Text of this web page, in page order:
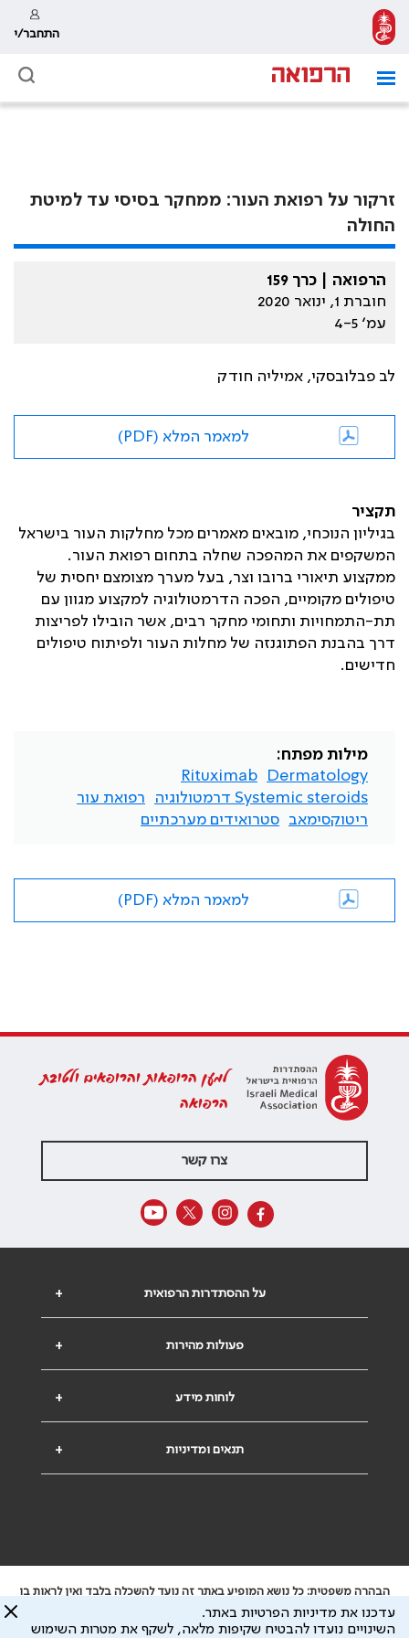
התחבר/י
זרקור על רפואת העור: ממחקר בסיסי עד למיטת
החולה
הרפואה | כרך 159
חוברת 1, ינואר 2020
עמ׳ 4-5
לב פבלובסקי, אמיליה חודק
למאמר המלא (PDF)
תקציר
בגיליון הנוכחי, מובאים מאמרים מכל מחלקות העור בישראל
המשקפים את המהפכה שחלה בתחום רפואת העור.
ממקצוע תיאורי ברובו וצר, בעל מערך מצומצם יחסית של
טיפולים מקומיים, הפכה הדרמטולוגיה למקצוע מגוון עם
תת-התמחויות ותחומי מחקר רבים, אשר הובילו לפריצות
דרך בהבנת הפתוגנזה של מחלות העור ולפיתוח טיפולים
חדישים.
מילות מפתח:
Dermatology
Rituximab
Systemic steroids דרמטולוגיה
רפואת עור
ריטוקסימאב
סטרואידים מערכתיים
למאמר המלא (PDF)
למען הרופאות והרופאים ולטובת
הרפואה
צרו קשר
+ על ההסתדרות הרפואית
+ פעולות מהירות
+ לוחות מידע
+ תנאים ומדיניות
הבהרה משפטית: כל נושא המופיע באתר זה נועד להשכלה בלבד ואין לראות בו
ייעוץ רפואי או משפטי. אין הר"י אחראית לתוכן המתפרסם באתר זה ולכל נזק
שעלול להיגרם.
עדכנו את מדיניות הפרטיות באתר.
השינויים נועדו להבטיח שקיפות מלאה, לשקף את מטרות השימוש